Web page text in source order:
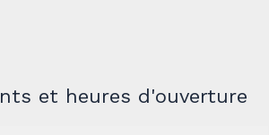
et heures d'ouverture